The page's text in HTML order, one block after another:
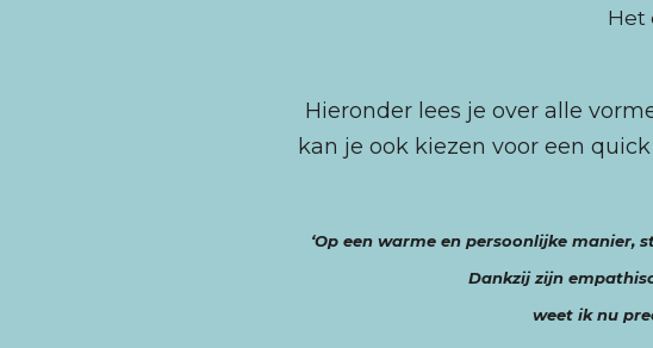
Het
Hieronder lees je over alle
kan je ook kiezen voor een
‘Op een warme en persoonlijke manier,
Dankzij zijn
weet ik nu